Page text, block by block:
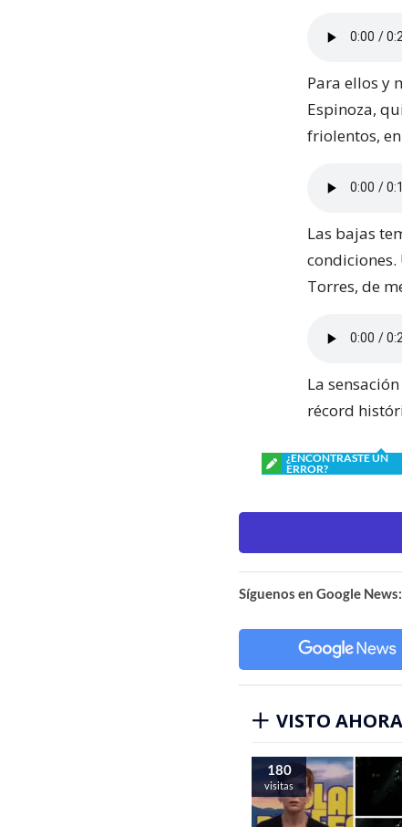
Para ellos y
Espinoza,
friolentos,
Las bajas
Torres, de
La
récord
¿ENCONTRASTE UN
ERROR?
Síguenos en Google News:
VISTO AHORA
180
visitas